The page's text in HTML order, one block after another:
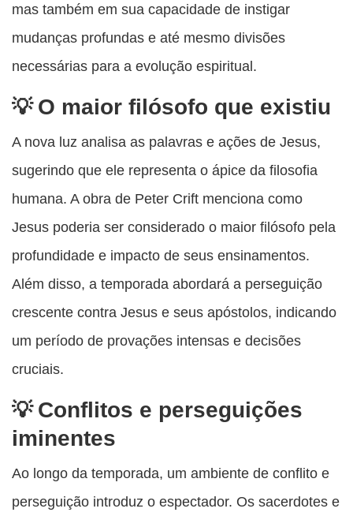
mas também em sua capacidade de instigar
mudanças profundas e até mesmo divisões
necessárias para a evolução espiritual.
O maior filósofo que existiu
A nova luz analisa as palavras e ações de Jesus,
sugerindo que ele representa o ápice da filosofia
humana. A obra de Peter Crift menciona como
Jesus poderia ser considerado o maior filósofo pela
profundidade e impacto de seus ensinamentos.
Além disso, a temporada abordará a perseguição
crescente contra Jesus e seus apóstolos, indicando
um período de provações intensas e decisões
cruciais.
Conflitos e perseguições
iminentes
Ao longo da temporada, um ambiente de conflito e
perseguição introduz o espectador. Os sacerdotes e